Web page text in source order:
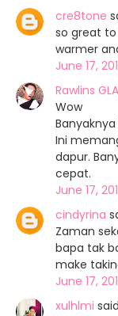
cre8tone
so great
warmer
June 17,
Rawlins
Wow
Ini
dapur.
cepat.
June 17,
cindyrina
Zaman
bapa tak
make
June 17,
xulhlmi